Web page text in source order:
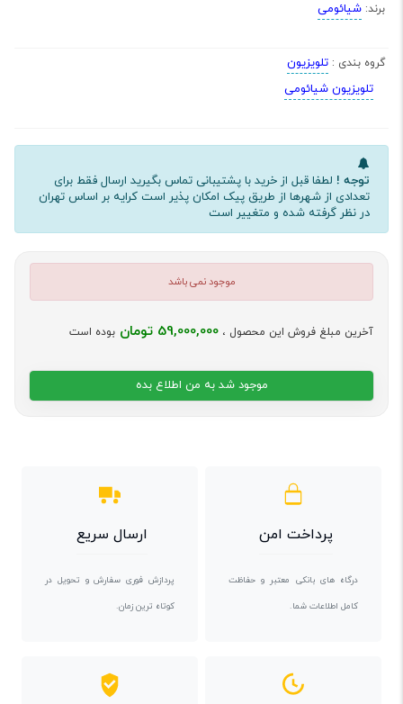
برند: شیائومی
گروه بندی : تلویزیون
تلویزیون شیائومی
توجه ! لطفا قبل از خرید با پشتیبانی تماس بگیرید ارسال فقط برای
تعدادی از شهرها از طریق پیک امکان پذیر است کرایه بر اساس تهران
در نظر گرفته شده و متغییر است
موجود نمی باشد
آخرین مبلغ فروش این محصول ، 59,000,000 تومان بوده است
موجود شد به من اطلاع بده
پرداخت امن
درگاه های بانکی معتبر و حفاظت
کامل اطلاعات شما.
ارسال سریع
پردازش فوری سفارش و تحویل در
کوتاه ترین زمان.